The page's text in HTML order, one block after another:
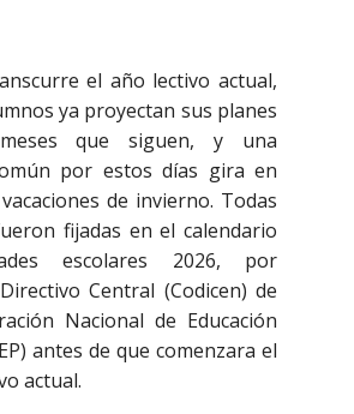
el año lectivo actual,
ya proyectan sus planes
que siguen, y una
por estos días gira en
de invierno. Todas
fijadas en el calendario
escolares 2026, por
Central (Codicen) de
Nacional de Educación
antes de que comenzara el
actual.